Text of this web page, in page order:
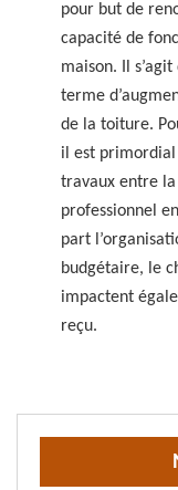
pour but de
capacité de
maison. Il
terme
de la toiture.
il est
travaux entre
professionnel
part
budgétaire, le
impactent
reçu.